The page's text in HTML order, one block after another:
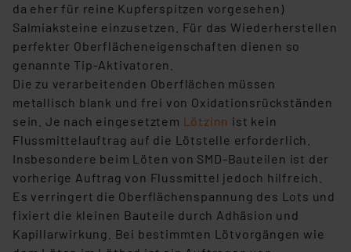
Angemessenheitsbeschluss der EU. Dies bedeutet,
dass die USA als Land mit unzureichendem
Datenschutz nach EU-Standards eingestuft wird. So
besteht etwa das Risiko, dass US-Behörden
personenbezogene Daten in
Überwachungsprogrammen verarbeiten, ohne dass
hiergegen Klagemöglichkeiten für Europäer bestehen.
Unsere Kooperation mit diesen Dienstleistern stützt
sich auf die Standarddatenschutzklauseln der
Europäischen Kommission sowie einer eigenen
Beurteilung der mit der Datenübermittlung,
insbesondere der Art der übermittelten Daten,
verbundenen Risiken.“
da eher für reine Kupferspitzen vorgesehen)
Salmiaksteine einzusetzen. Für das Wiederherstellen
perfekter Oberflächeneigenschaften dienen so
genannte Tip-Aktivatoren.
Die zu verarbeitenden Oberflächen müssen
metallisch blank und frei von Oxidationsrückständen
sein. Je nach eingesetztem Lötzinn ist kein
Flussmittelauftrag auf die Lötstelle erforderlich.
Insbesondere beim Löten von SMD-Bauteilen ist der
vorherige Auftrag von Flussmittel jedoch hilfreich.
Es verringert die Oberflächenspannung des Lots und
fixiert die kleinen Bauteile durch Adhäsion und
Kapillarwirkung. Bei bestimmten Lötvorgängen wie